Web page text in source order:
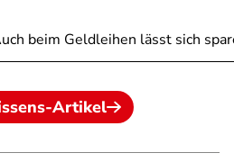
beim Geldleihen lässt sich
Artikel